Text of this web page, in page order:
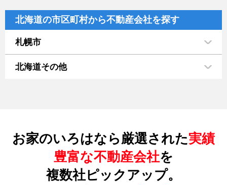
北海道の市区町村から不動産会社を探す
札幌市
北海道その他
お家のいろはなら厳選された実績
豊富な不動産会社を
複数社ピックアップ。